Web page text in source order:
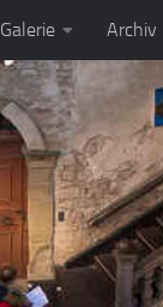
Galerie Archiv